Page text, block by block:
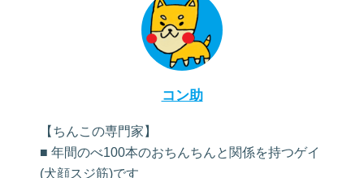
コン助
【ちんこの専門家】
■ 年間のべ100本のおちんちんと関係を持つゲイ
(犬顔スジ筋)です